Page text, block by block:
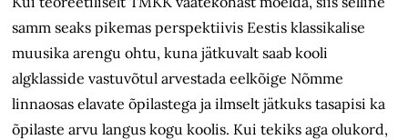
samm seaks pikemas perspektiivis Eestis klassikalise
muusika arengu ohtu, kuna jätkuvalt saab kooli
algklasside vastuvõtul arvestada eelkõige Nõmme
linnaosas elavate õpilastega ja ilmselt jätkuks tasapisi ka
õpilaste arvu langus kogu koolis. Kui tekiks aga olukord,